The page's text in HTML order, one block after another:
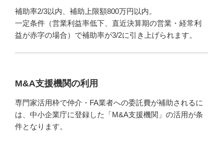
補助率2/3以内、補助上限額800万円以内。
一定条件（営業利益率低下、直近決算期の営業・経常利
益が赤字の場合）で補助率が3/2に引き上げられます。
M&A支援機関の利用
専門家活用枠で仲介・FA業者への委託費が補助されるに
は、中小企業庁に登録した「M&A支援機関」の活用が条
件となります。